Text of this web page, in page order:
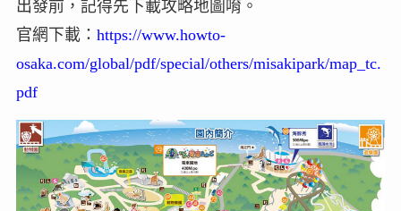
出發前，記得先下載攻略地圖唷。
官網下載： https://www.howto-
osaka.com/global/pdf/special/others/misakipark/map_tc.
pdf